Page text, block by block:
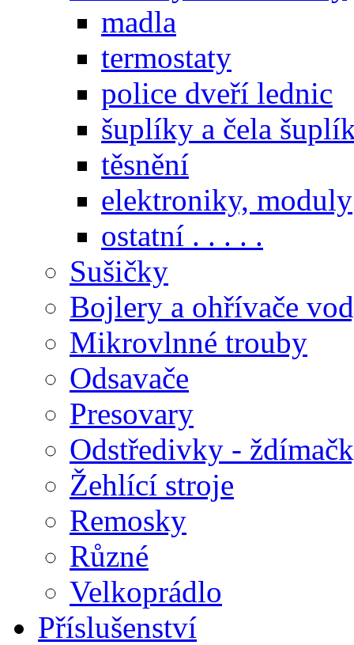
madla
termostaty
police dveří lednic
šuplíky a čela
těsnění
elektroniky, moduly
ostatní . . . . .
Sušičky
Bojlery a ohřívače
Mikrovlnné trouby
Odsavače
Presovary
Odstředivky -
Žehlící stroje
Remosky
Různé
Velkoprádlo
Příslušenství